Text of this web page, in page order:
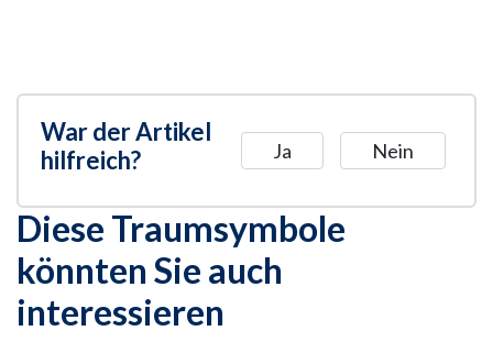
War der Artikel
hilfreich?
Ja Nein
Diese Traumsymbole
könnten Sie auch
interessieren